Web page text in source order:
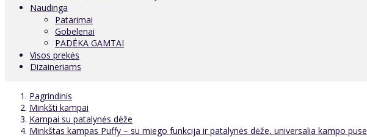
Naudinga
Patarimai
Gobelenai
PADĖKA GAMTAI
Visos prekės
Dizaineriams
Pagrindinis
Minkšti kampai
Kampai su patalynės dėže
Minkštas kampas Puffy – su miego funkcija ir patalynės dėže, universalia kampo puse